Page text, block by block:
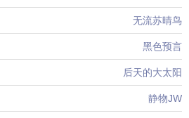
无流苏晴鸟
黑色预言
后天的大太阳
静物JW